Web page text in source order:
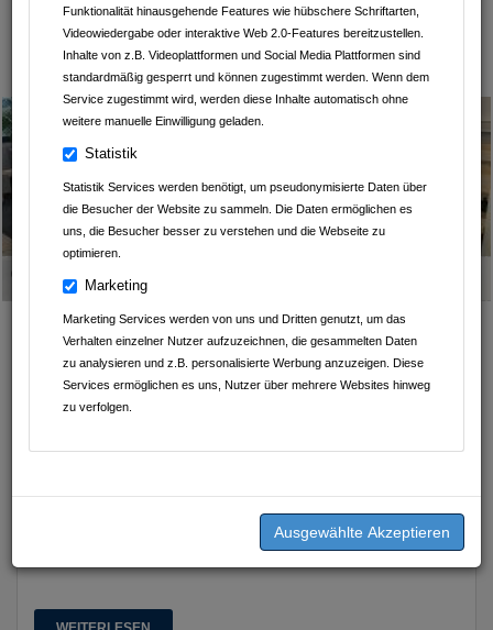
Funktionalität hinausgehende Features wie hübschere Schriftarten,
Videowiedergabe oder interaktive Web 2.0-Features bereitzustellen.
Inhalte von z.B. Videoplattformen und Social Media Plattformen sind
standardmäßig gesperrt und können zugestimmt werden. Wenn dem
Service zugestimmt wird, werden diese Inhalte automatisch ohne
weitere manuelle Einwilligung geladen.
Statistik
Statistik Services werden benötigt, um pseudonymisierte Daten über
die Besucher der Website zu sammeln. Die Daten ermöglichen es
uns, die Besucher besser zu verstehen und die Webseite zu
optimieren.
Marketing
Marketing Services werden von uns und Dritten genutzt, um das
Verhalten einzelner Nutzer aufzuzeichnen, die gesammelten Daten
zu analysieren und z.B. personalisierte Werbung anzuzeigen. Diese
Services ermöglichen es uns, Nutzer über mehrere Websites hinweg
zu verfolgen.
Kartoffelhof Schmälzle
neue Schulungsräume in
Massenbachhausen
FAHRSCHULE
FLORIAN LEICHTLE
HEILBRONNER STR.